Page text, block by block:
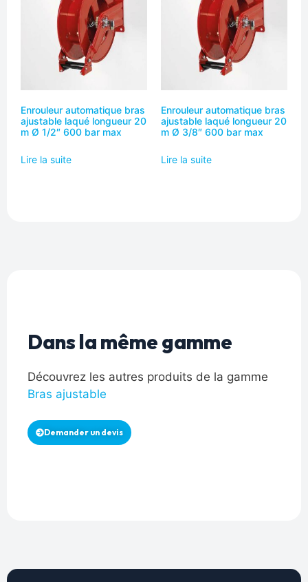
Enrouleur automatique bras
ajustable laqué longueur 20
m Ø 1/2″ 600 bar max
Lire la suite
Enrouleur automatique bras
ajustable laqué longueur 20
m Ø 3/8″ 600 bar max
Lire la suite
Dans la même gamme
Découvrez les autres produits de la gamme
Bras ajustable
Demander un devis